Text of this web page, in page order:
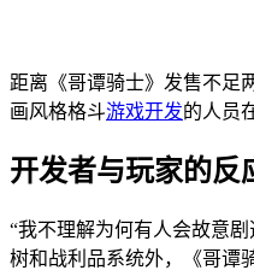
距离《哥谭骑士》发售不足
画风格格斗游戏开发的人员
开发者与玩家的反
“我不理解为何有人会故意
树和战利品系统外，《哥谭